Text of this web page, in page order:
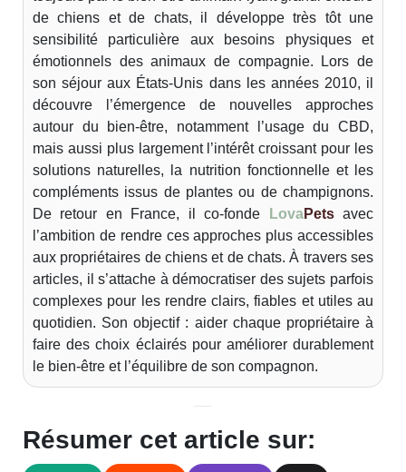
de chiens et de chats, il développe très tôt une
sensibilité particulière aux besoins physiques et
émotionnels des animaux de compagnie. Lors de
son séjour aux États-Unis dans les années 2010, il
découvre l’émergence de nouvelles approches
autour du bien-être, notamment l’usage du CBD,
mais aussi plus largement l’intérêt croissant pour les
solutions naturelles, la nutrition fonctionnelle et les
compléments issus de plantes ou de champignons.
De retour en France, il co-fonde
LovaPetsavec
l’ambition de rendre ces approches plus accessibles
aux propriétaires de chiens et de chats. À travers ses
articles, il s’attache à démocratiser des sujets parfois
complexes pour les rendre clairs, fiables et utiles au
quotidien. Son objectif : aider chaque propriétaire à
faire des choix éclairés pour améliorer durablement
le bien-être et l’équilibre de son compagnon.
Résumer cet article sur: